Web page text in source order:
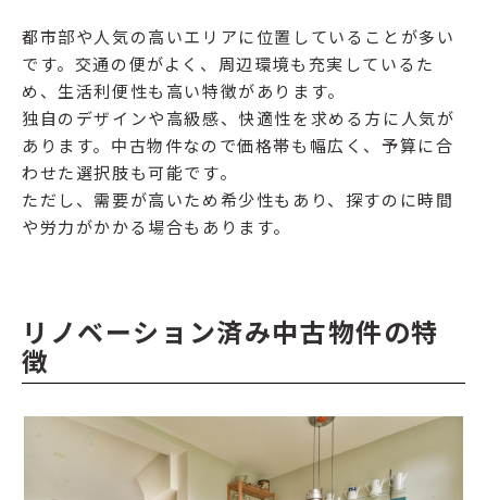
都市部や人気の高いエリアに位置していることが多い
です。交通の便がよく、周辺環境も充実しているた
め、生活利便性も高い特徴があります。
独自のデザインや高級感、快適性を求める方に人気が
あります。中古物件なので価格帯も幅広く、予算に合
わせた選択肢も可能です。
ただし、需要が高いため希少性もあり、探すのに時間
や労力がかかる場合もあります。
リノベーション済み中古物件の特
徴